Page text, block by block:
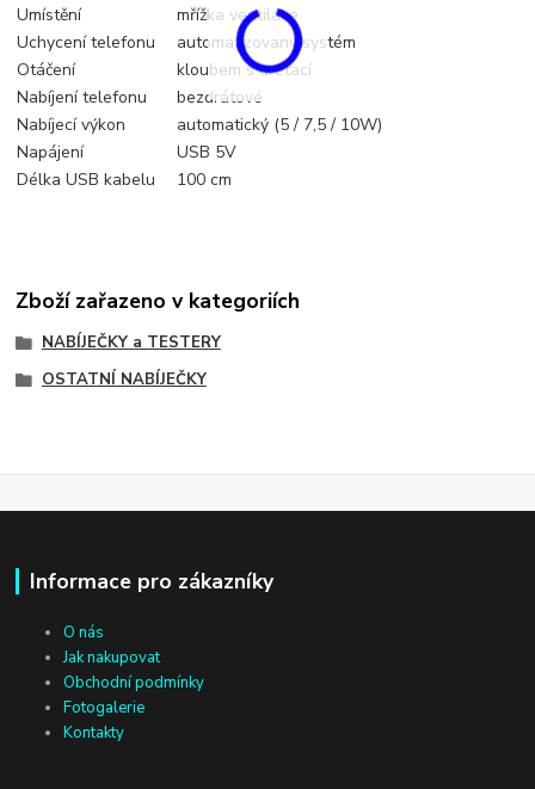
Umístění
mřížka ventilace
Uchycení telefonu
automatizovaný systém
Otáčení
kloubem s aretací
Nabíjení telefonu
bezdrátové
Nabíjecí výkon
automatický (5 / 7,5 / 10W)
Napájení
USB 5V
Délka USB kabelu
100 cm
Zboží zařazeno v kategoriích
NABÍJEČKY a TESTERY
OSTATNÍ NABÍJEČKY
Informace pro zákazníky
O nás
Jak nakupovat
Obchodní podmínky
Fotogalerie
Kontakty